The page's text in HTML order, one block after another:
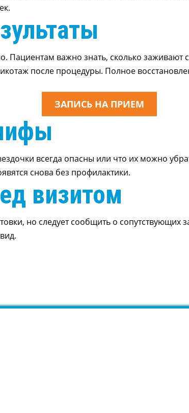
Пациентам важно знать, сколько
после процедуры. Полное
ЗАПИСЬ НА ПРИЕМ
всегда опасны или что их можно
снова без профилактики.
визитом
но следует сообщить о сопутствующих